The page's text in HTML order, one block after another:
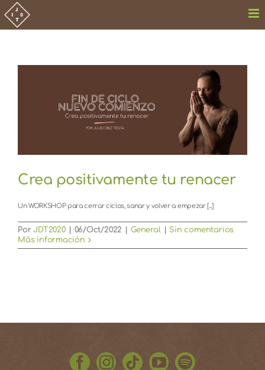
Saltar
al
contenido
Crea positivamente tu renacer
Un WORKSHOP para cerrar ciclos, sanar y volver a empezar [...]
PorJDT2020 06/Oct/2022 General
Sin comentarios
Más información